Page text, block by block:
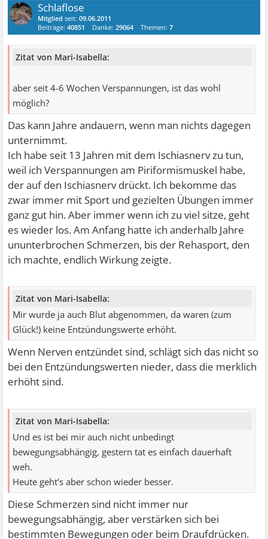
Schlaflose
Mitglied seit:09.06.2011
Beiträge:40851 Danke:29064 Themen:7
Zitat von Mari-Isabella:
aber seit 4-6 Wochen Verspannungen, ist das wohl
möglich?
Das kann Jahre andauern, wenn man nichts dagegen
unternimmt.
Ich habe seit 13 Jahren mit dem Ischiasnerv zu tun,
weil ich Verspannungen am Piriformismuskel habe,
der auf den Ischiasnerv drückt. Ich bekomme das
zwar immer mit Sport und gezielten Übungen immer
ganz gut hin. Aber immer wenn ich zu viel sitze, geht
es wieder los. Am Anfang hatte ich anderhalb Jahre
ununterbrochen Schmerzen, bis der Rehasport, den
ich machte, endlich Wirkung zeigte.
Zitat von Mari-Isabella:
Mir wurde ja auch Blut abgenommen, da waren (zum
Glück!) keine Entzündungswerte erhöht.
Wenn Nerven entzündet sind, schlägt sich das nicht so
bei den Entzündungswerten nieder, dass die merklich
erhöht sind.
Zitat von Mari-Isabella:
Und es ist bei mir auch nicht unbedingt
bewegungsabhängig, gestern tat es einfach dauerhaft
weh.
Heute geht's aber schon wieder besser.
Diese Schmerzen sind nicht immer nur
bewegungsabhängig, aber verstärken sich bei
bestimmten Bewegungen oder beim Draufdrücken.